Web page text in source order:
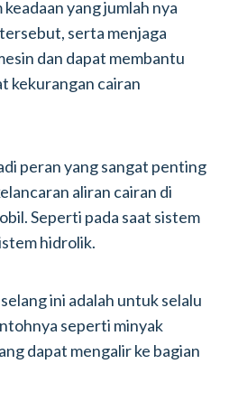
yang jumlah nya
serta menjaga
dan dapat membantu
kekurangan cairan
peran yang sangat penting
aliran cairan di
Seperti pada saat sistem
hidrolik.
ini adalah untuk selalu
seperti minyak
dapat mengalir ke bagian